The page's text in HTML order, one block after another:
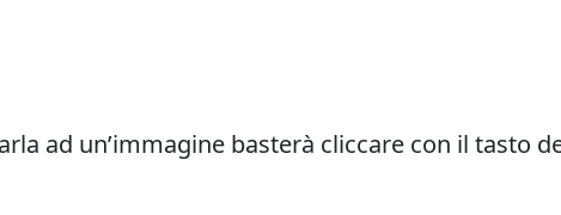
ad un’immagine basterà cliccare con il tasto